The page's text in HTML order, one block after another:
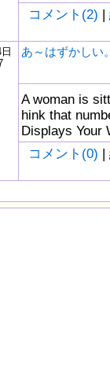
コメント(2) |
あ～はずかしい
A woman is
hink that
Displays Your
コメント(0) |